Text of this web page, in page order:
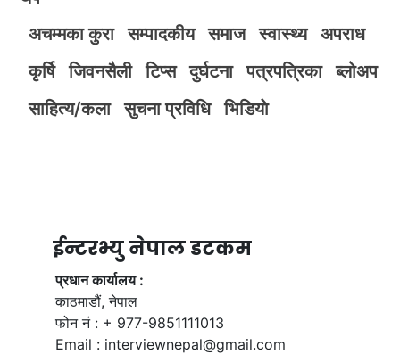
अचम्मका कुरा
सम्पादकीय समाज स्वास्थ्य
अपराध
कृर्षि
जिवनसैली टिप्स दुर्घटना पत्रपत्रिका
ब्लोअप
साहित्य/कला
सुचना प्रविधि भिडियाे
ईन्टरभ्यु नेपाल डटकम
प्रधान कार्यालय :
काठमाडौं, नेपाल
फोन नं : + 977-9851111013
Email : interviewnepal@gmail.com